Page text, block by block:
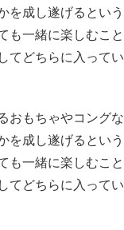
を成し遂げるとい
一緒に楽しむこと
てどちらに入って
おもちゃやコング
成し遂げるとい
一緒に楽しむこと
てどちらに入って